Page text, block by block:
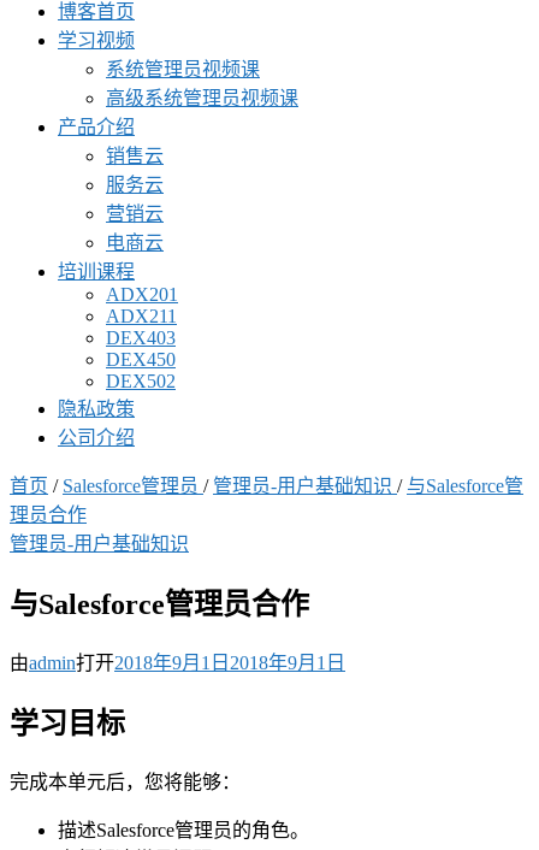
博客首页
学习视频
系统管理员视频课
高级系统管理员视频课
产品介绍
销售云
服务云
营销云
电商云
培训课程
ADX201
ADX211
DEX403
DEX450
DEX502
隐私政策
公司介绍
首页 / Salesforce管理员 / 管理员-用户基础知识 / 与Salesforce管
理员合作
管理员-用户基础知识
与Salesforce管理员合作
由admin打开2018年9月1日 2018年9月1日
学习目标
完成本单元后，您将能够：
描述Salesforce管理员的角色。